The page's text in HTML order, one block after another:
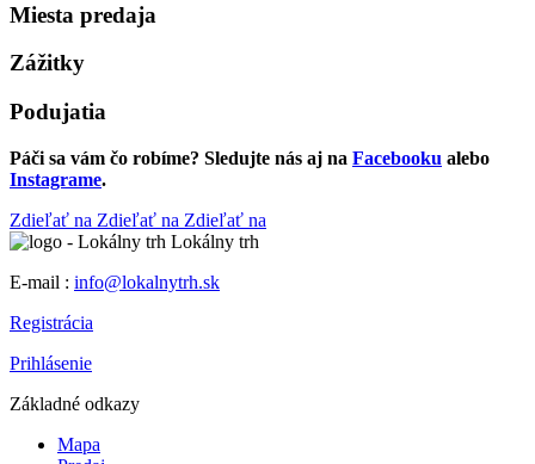
Miesta predaja
Zážitky
Podujatia
Páči sa vám čo robíme? Sledujte nás aj na Facebooku alebo
Instagrame.
Zdieľať na Zdieľať na Zdieľať na
Lokálny trh
E-mail : info@lokalnytrh.sk
Registrácia
Prihlásenie
Základné odkazy
Mapa